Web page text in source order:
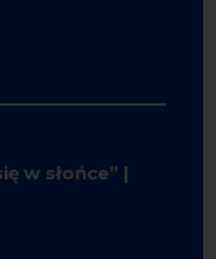
w słońce” |